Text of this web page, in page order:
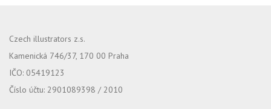
Czech illustrators z.s.
Kamenická 746/37, 170 00 Praha
IČO: 05419123
Číslo účtu: 2901089398 / 2010